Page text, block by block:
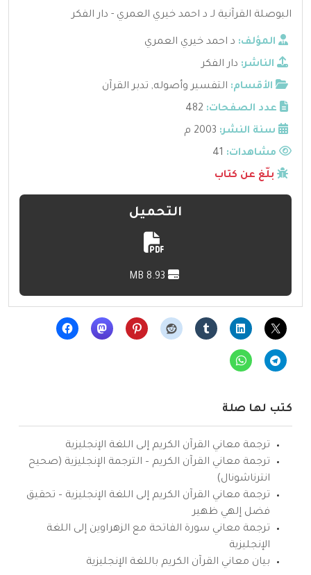
البوصلة القرآنية لـ د احمد خيري العمري - دار الفكر
المؤلف: د احمد خيري العمري
الناشر: دار الفكر
الأقسام: التفسير وأصوله, تدبر القرآن
عدد الصفحات: 482
سنة النشر: 2003 م
مشاهدات:
بلّغ عن كتاب
التحميل
كتب لها صلة
ترجمة معاني القرآن الكريم إلى اللغة الإنجليزية
ترجمة معاني القرآن الكريم – الترجمة الإنجليزية (صحيح
انترناشونال)
ترجمة معاني القرآن الكريم إلى اللغة الإنجليزية – تحقيق
فضل إلهي ظهير
ترجمة معاني سورة الفاتحة مع الزهراوين إلى اللغة
الإنجليزية
بيان معاني القرآن الكريم باللغة الإنجليزية